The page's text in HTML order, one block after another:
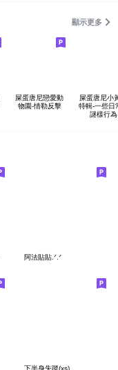
顯示更多
屎蛋唐尼戀愛動
物園-情勒反擊
屎蛋唐尼小
特輯-一些日
謎樣行為
阿法貼貼.ᐟ‪.ᐟ